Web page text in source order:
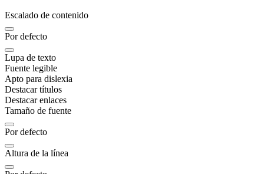
Escalado de contenido
Por defecto
Lupa de texto
Fuente legible
Apto para dislexia
Destacar títulos
Destacar enlaces
Tamaño de fuente
Por defecto
Altura de la línea